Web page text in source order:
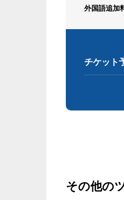
外国語追加
チケット
その他の